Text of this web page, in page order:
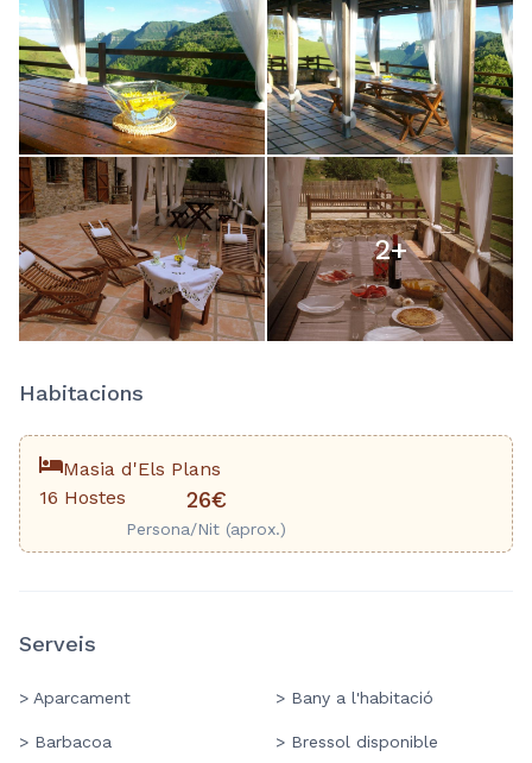
2+
Habitacions
Masia d'Els Plans
16 Hostes
26€
Persona/Nit (aprox.)
Serveis
> Aparcament > Bany a l'habitació
> Barbacoa > Bressol disponible